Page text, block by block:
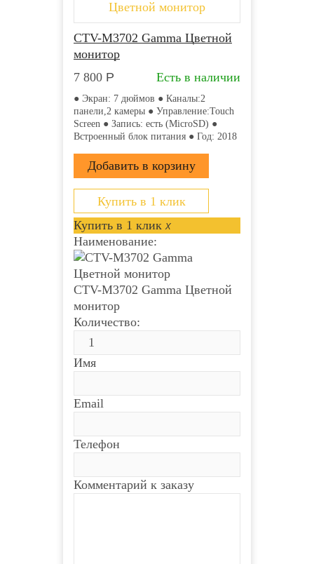
CTV-M3702 Gamma Цветной
монитор
7 800 Р Есть в наличии
● Экран: 7 дюймов ● Каналы:2
панели,2 камеры ● Управление:Touch
Screen ● Запись: есть (MicroSD) ●
Встроенный блок питания ● Год: 2018
Купить в 1 клик
Купить в 1 клик x
Наименование:
CTV-M3702 Gamma Цветной
монитор
Количество:
Имя
Email
Телефон
Комментарий к заказу